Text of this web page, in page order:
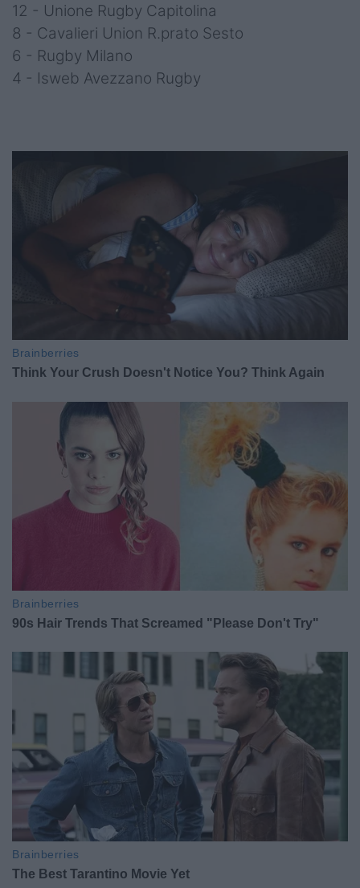
12 - Unione Rugby Capitolina
8 - Cavalieri Union R.prato Sesto
6 - Rugby Milano
4 - Isweb Avezzano Rugby